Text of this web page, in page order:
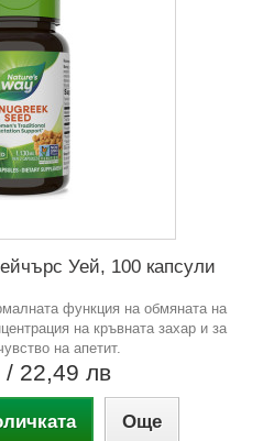
Уей, 100 капсули
функция на обмяната на
на кръвната захар и за
на апетит.
/ 22,49 лв
Още